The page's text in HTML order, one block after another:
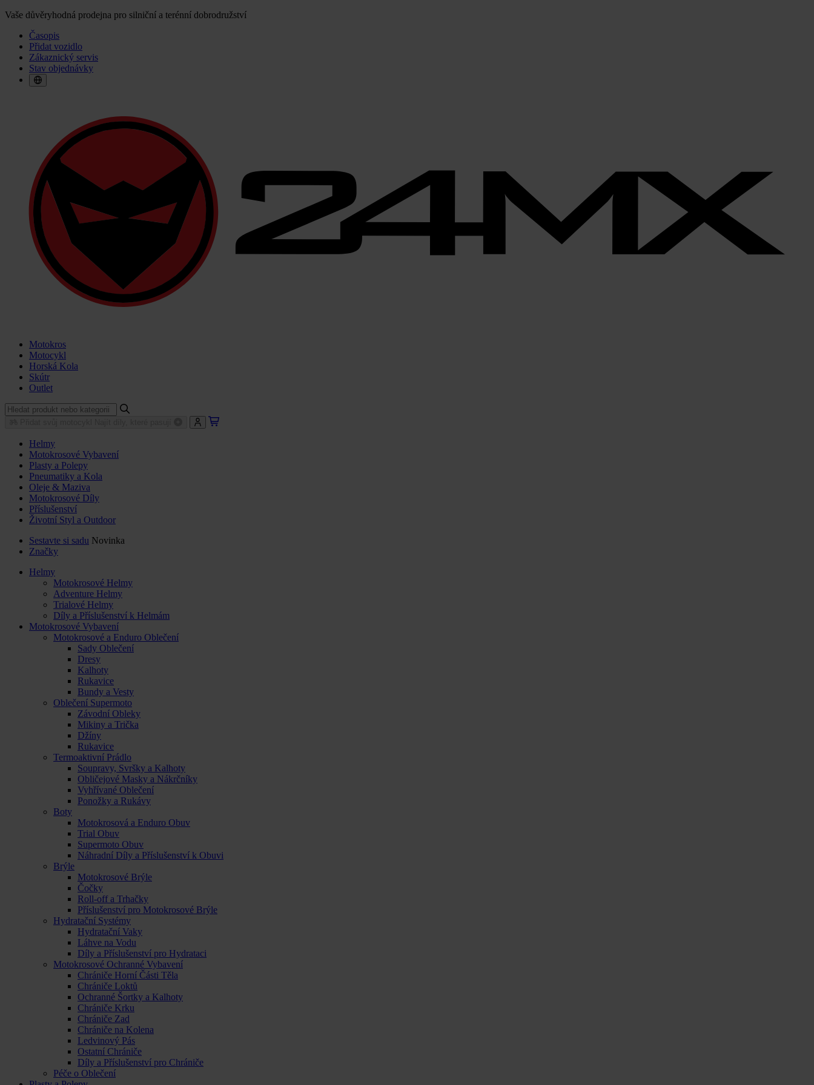
Vaše důvěryhodná prodejna pro silniční a terénní dobrodružství
Časopis
Přidat vozidlo
Zákaznický servis
Stav objednávky
Motokros
Motocykl
Horská Kola
Skútr
Outlet
Helmy
Motokrosové Vybavení
Plasty a Polepy
Pneumatiky a Kola
Oleje & Maziva
Motokrosové Díly
Příslušenství
Životní Styl a Outdoor
Sestavte si sadu Novinka
Značky
Helmy
Motokrosové Helmy
Adventure Helmy
Trialové Helmy
Díly a Příslušenství k Helmám
Motokrosové Vybavení
Motokrosové a Enduro Oblečení
Sady Oblečení
Dresy
Kalhoty
Rukavice
Bundy a Vesty
Oblečení Supermoto
Závodní Obleky
Mikiny a Trička
Džíny
Rukavice
Termoaktivní Prádlo
Soupravy, Svršky a Kalhoty
Obličejové Masky a Nákrčníky
Vyhřívané Oblečení
Ponožky a Rukávy
Boty
Motokrosová a Enduro Obuv
Trial Obuv
Supermoto Obuv
Náhradní Díly a Příslušenství k Obuvi
Brýle
Motokrosové Brýle
Čočky
Roll-off a Trhačky
Příslušenství pro Motokrosové Brýle
Hydratační Systémy
Hydratační Vaky
Láhve na Vodu
Díly a Příslušenství pro Hydrataci
Motokrosové Ochranné Vybavení
Chrániče Horní Části Těla
Chrániče Loktů
Ochranné Šortky a Kalhoty
Chrániče Krku
Chrániče Zad
Chrániče na Kolena
Ledvinový Pás
Ostatní Chrániče
Díly a Příslušenství pro Chrániče
Péče o Oblečení